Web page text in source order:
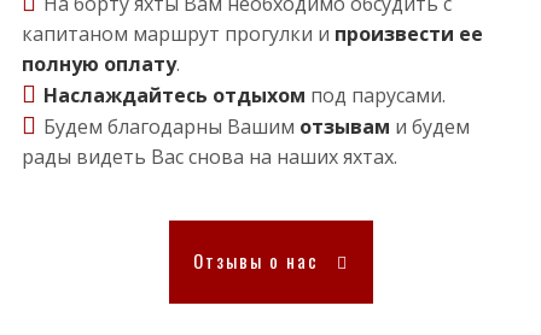
капитаном маршрут прогулки и произвести ее
полную оплату.
Наслаждайтесь отдыхом под парусами.
Будем благодарны Вашим отзывам и будем
рады видеть Вас снова на наших яхтах.
Отзывы о нас